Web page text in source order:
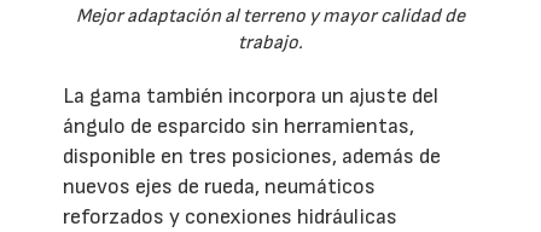
Mejor adaptación al terreno y mayor calidad de
trabajo.
La gama también incorpora un ajuste del
ángulo de esparcido sin herramientas,
disponible en tres posiciones, además de
nuevos ejes de rueda, neumáticos
reforzados y conexiones hidráulicas